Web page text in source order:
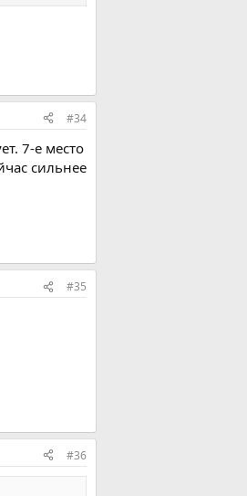
#34
7-е место
сильнее
#35
#36